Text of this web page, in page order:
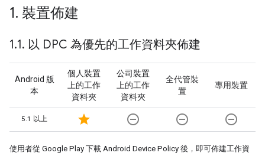
1. 裝置佈建
1.1. 以 DPC 為優先的工作資料夾佈建
Android 版
本
個人裝置
上的工作
資料夾
公司裝置
上的工作
資料夾
全代管裝
置
專用裝置
5.1 以上 star remove_circle_outline remove_circle_outline remove_circle_outline
使用者從 Google Play 下載 Android Device Policy 後，即可佈建工作資